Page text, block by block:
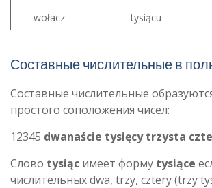
wołacz
tysiącu
Составные числительные в
Составные числительные
простого соположения чисел:
12345 dwanaście tysięcy trzysta
Слово tysiąc имеет форму tysiące
числительных dwa, trzy, cztery (trzy